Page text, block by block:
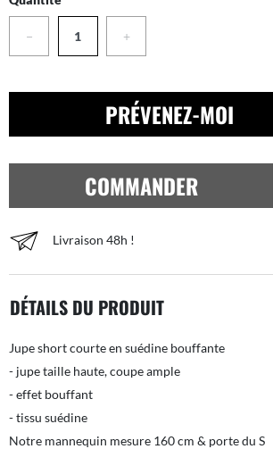
− +
PRÉVENEZ-MOI
COMMANDER
Livraison 48h !
DÉTAILS DU PRODUIT
Jupe short courte en suédine bouffante
- jupe taille haute, coupe ample
- effet bouffant
- tissu suédine
Notre mannequin mesure 160 cm & porte du S